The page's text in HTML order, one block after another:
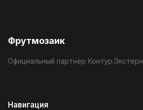
Фрутмозаик
Официальный партнёр Контур.Экстерн
Навигация